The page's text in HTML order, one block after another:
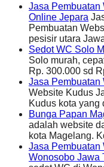
Jasa Pembuatan
Online Jepara
Pembuatan
pesisir utara
Sedot WC Solo
Solo murah,
Rp. 300.000 sd
Jasa Pembuatan
Website Kudus
Kudus kota
Bunga Papan
adalah website
kota Magelang.
Jasa Pembuatan
Wonosobo Jawa